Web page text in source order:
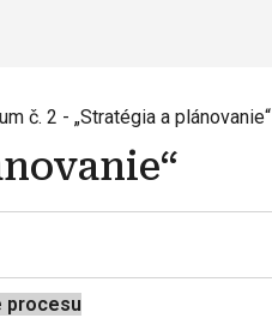
č. 2 - „Stratégia a plánovanie“
procesu